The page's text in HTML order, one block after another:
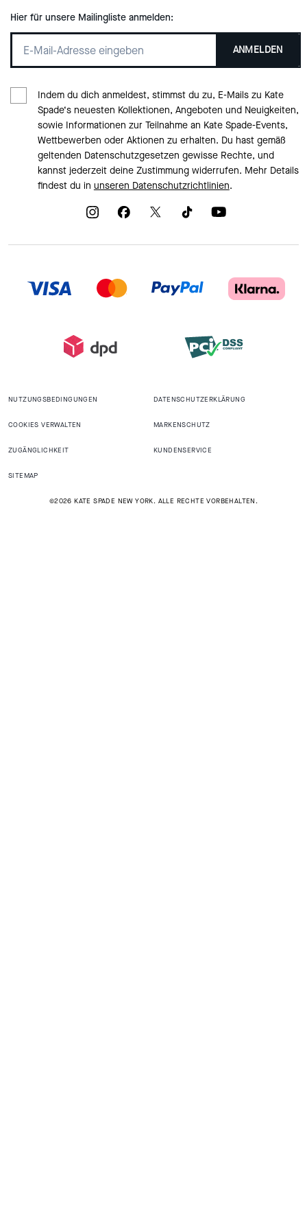
Hier für unsere Mailingliste anmelden:
ANMELDEN
Indem du dich anmeldest, stimmst du zu, E-Mails zu Kate
Spade‘s neuesten Kollektionen, Angeboten und Neuigkeiten,
sowie Informationen zur Teilnahme an Kate Spade-Events,
Wettbewerben oder Aktionen zu erhalten. Du hast gemäß
geltenden Datenschutzgesetzen gewisse Rechte, und
kannst jederzeit deine Zustimmung widerrufen. Mehr Details
findest du in unseren Datenschutzrichtlinien.
NUTZUNGSBEDINGUNGEN DATENSCHUTZERKLÄRUNG
COOKIES VERWALTEN MARKENSCHUTZ
ZUGÄNGLICHKEIT KUNDENSERVICE
SITEMAP
©2026 KATE SPADE NEW YORK. ALLE RECHTE VORBEHALTEN.